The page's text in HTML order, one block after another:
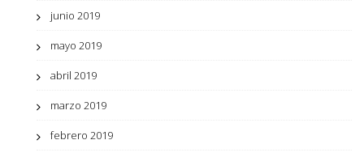
junio 2019
mayo 2019
abril 2019
marzo 2019
febrero 2019